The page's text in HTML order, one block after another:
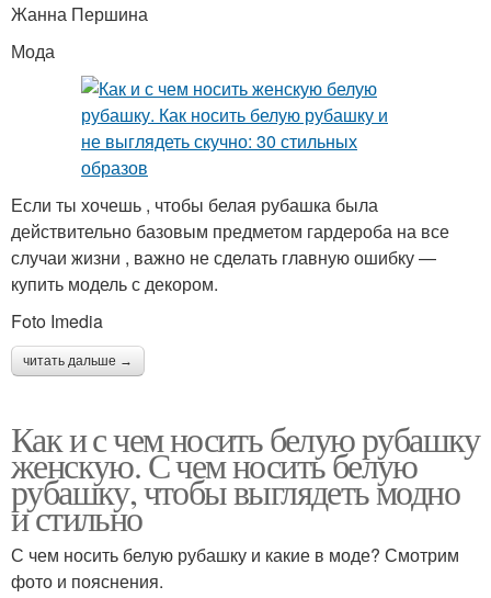
Жанна Першина
Мода
Если ты хочешь , чтобы белая рубашка была
действительно базовым предметом гардероба на все
случаи жизни , важно не сделать главную ошибку —
купить модель с декором.
Foto Imedia
читать дальше →
Как и с чем носить белую рубашку
женскую. С чем носить белую
рубашку, чтобы выглядеть модно
и стильно
С чем носить белую рубашку и какие в моде? Смотрим
фото и пояснения.